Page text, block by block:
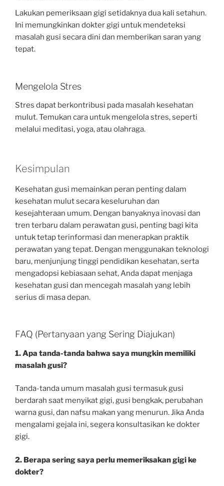
Lakukan pemeriksaan gigi setidaknya dua kali setahun.
Ini memungkinkan dokter gigi untuk mendeteksi
masalah gusi secara dini dan memberikan saran yang
tepat.
Mengelola Stres
Stres dapat berkontribusi pada masalah kesehatan
mulut. Temukan cara untuk mengelola stres, seperti
melalui meditasi, yoga, atau olahraga.
Kesimpulan
Kesehatan gusi memainkan peran penting dalam
kesehatan mulut secara keseluruhan dan
kesejahteraan umum. Dengan banyaknya inovasi dan
tren terbaru dalam perawatan gusi, penting bagi kita
untuk tetap terinformasi dan menerapkan praktik
perawatan yang tepat. Dengan menggunakan teknologi
baru, menjunjung tinggi pendidikan kesehatan, serta
mengadopsi kebiasaan sehat, Anda dapat menjaga
kesehatan gusi dan mencegah masalah yang lebih
serius di masa depan.
FAQ (Pertanyaan yang Sering Diajukan)
1. Apa tanda-tanda bahwa saya mungkin memiliki
masalah gusi?
Tanda-tanda umum masalah gusi termasuk gusi
berdarah saat menyikat gigi, gusi bengkak, perubahan
warna gusi, dan nafsu makan yang menurun. Jika Anda
mengalami gejala ini, segera konsultasikan ke dokter
gigi.
2. Berapa sering saya perlu memeriksakan gigi ke
dokter?